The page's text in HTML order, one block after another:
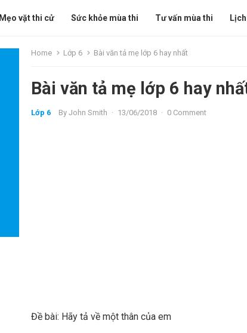
Mẹo vặt thi cử Sức khỏe mùa thi Tư vấn mùa thi
Home Lớp 6 Bài văn tả mẹ lớp 6 hay nhất
Bài văn tả mẹ lớp 6 hay
Lớp 6 By John Smith · 13/06/2018 · 0 Comment
Đề bài: Hãy tả về một thân của em